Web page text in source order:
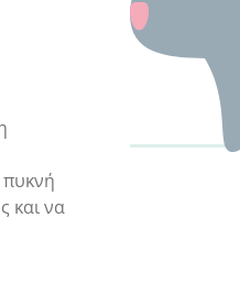
πυκνή
και να